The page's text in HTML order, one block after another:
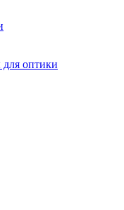
оптики